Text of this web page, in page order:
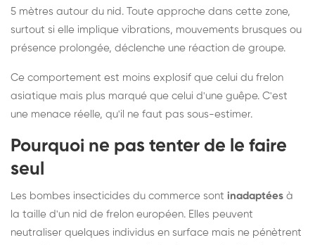
5 mètres autour du nid. Toute approche dans cette zone,
surtout si elle implique vibrations, mouvements brusques ou
présence prolongée, déclenche une réaction de groupe.
Ce comportement est moins explosif que celui du frelon
asiatique mais plus marqué que celui d'une guêpe. C'est
une menace réelle, qu'il ne faut pas sous-estimer.
Pourquoi ne pas tenter de le faire
seul
Les bombes insecticides du commerce sont inadaptées à
la taille d'un nid de frelon européen. Elles peuvent
neutraliser quelques individus en surface mais ne pénètrent